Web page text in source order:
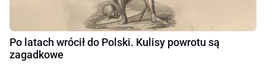
Po latach wrócił do Polski. Kulisy powrotu są
zagadkowe